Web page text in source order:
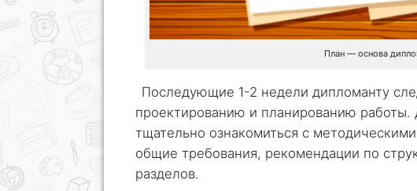
План — основа
Последующие 1-2 недели дипломанту
проектированию и планированию работы.
тщательно ознакомиться с
общие требования, рекомендации по
разделов.